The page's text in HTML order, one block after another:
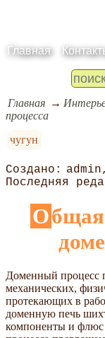
Главная
Главная
процесса
чугун
admin
Общая схема и сущность
Доменный процесс
механических,
протекающих в
доменную печь
компоненты и флюс